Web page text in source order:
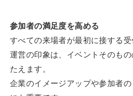
参加者の満足度を高める
すべての来場者が最初に接する
運営の印象は、イベントそのも
たえます。
企業のイメージアップや参加者